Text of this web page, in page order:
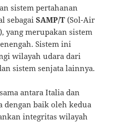
sistem pertahanan
sebagaiSAMP/T (Sol-Air
yang merupakan sistem
Sistem ini
wilayah udara dari
sistem senjata lainnya.
antara Italia dan
dengan baik oleh kedua
integritas wilayah